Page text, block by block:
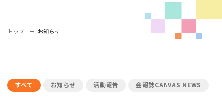
トップ お知らせ
すべて お知らせ 活動報告 会報誌CANVAS NEWS